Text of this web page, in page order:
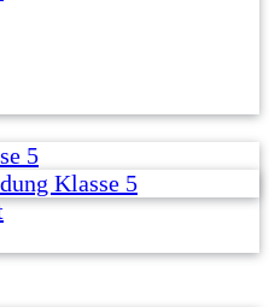
5
Klasse 5